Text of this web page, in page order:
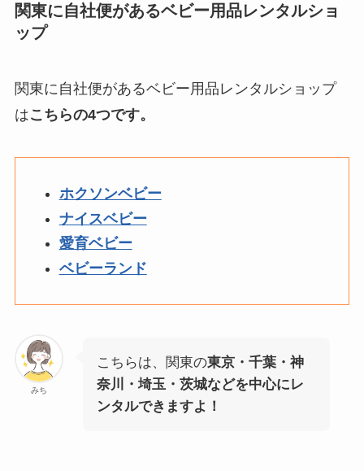
関東に自社便があるベビー用品レンタルショ
ップ
関東に自社便があるベビー用品レンタルショップ
はこちらの4つです。
ホクソンベビー
ナイスベビー
愛育ベビー
ベビーランド
みち
こちらは、関東の東京・千葉・神
奈川・埼玉・茨城などを中心にレ
ンタルできますよ！